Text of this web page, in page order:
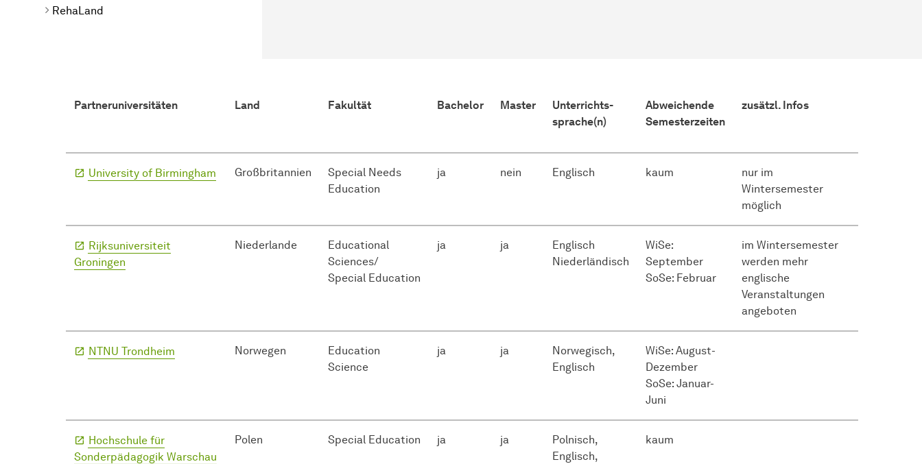
RehaLand
Partneruniversitäten Land Fakultät Bachelor Master
Unterrichts-
sprache(n)
Abweichende
Semesterzeiten
zusätzl. Infos
University of Birmingham Großbritannien
Special Needs
Education
ja nein Englisch kaum
nur im
Wintersemester
möglich
Rijksuniversiteit
Groningen
Niederlande
Educational
Sciences/
Special Education
ja ja
Englisch
Niederländisch
WiSe:
September
SoSe: Februar
im Wintersemester
werden mehr
englische
Veranstaltungen
angeboten
NTNU Trondheim Norwegen
Education
Science
ja ja
Norwegisch,
Englisch
WiSe: August-
Dezember
SoSe: Januar-
Juni
Hochschule für
Sonderpädagogik Warschau
Polen Special Education ja ja
Polnisch,
Englisch,
kaum